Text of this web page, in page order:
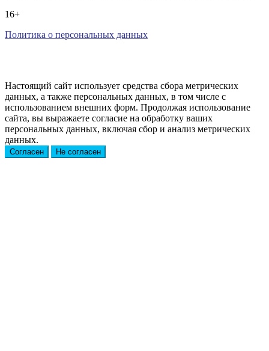
16+
Политика о персональных данных
Настоящий сайт использует средства сбора метрических
данных, а также персональных данных, в том числе с
использованием внешних форм. Продолжая использование
сайта, вы выражаете согласие на обработку ваших
персональных данных, включая сбор и анализ метрических
данных.
Согласен Не согласен